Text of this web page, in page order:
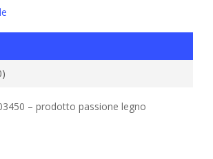
Nessun prodotto nel carrello.
– prodotto passione legno